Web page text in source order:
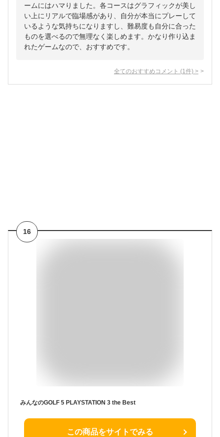
ームにはハマりました。各コースはグラフィックが美し
い上にリアルで臨場感があり、自分が本当にプレーして
いるような気持ちになりますし、難易度も自分に合った
ものを選べるので無理なく楽しめます。かなり作り込ま
れたゲームなので、おすすめです。
全てのおすすめコメント (1 件) >
16
みんなのGOLF 5 PLAYSTATION 3 the Best
この商品をサイトでみる